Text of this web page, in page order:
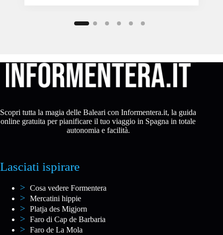
Scopri tutta la magia delle Baleari con Informentera.it, la guida
online gratuita per pianificare il tuo viaggio in Spagna in totale
autonomia e facilità.
Lasciati ispirare
Cosa vedere Formentera
Mercatini hippie
Platja des Migjorn
Faro di Cap de Barbaria
Faro de La Mola